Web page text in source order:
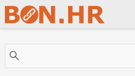
Skip to Main Content